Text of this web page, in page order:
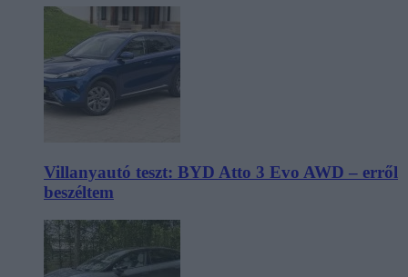
Villanyautó teszt: BYD Atto 3 Evo AWD – erről
beszéltem